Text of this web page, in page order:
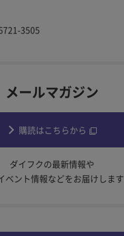
3505
メールマガジン
購読はこちらから
ダイフクの最新情報や
ベント情報などをお届けします